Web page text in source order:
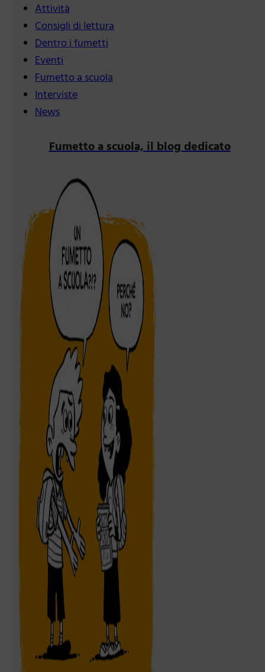
Attività
Consigli di lettura
Dentro i fumetti
Eventi
Fumetto a scuola
Interviste
News
Fumetto a scuola, il blog dedicato